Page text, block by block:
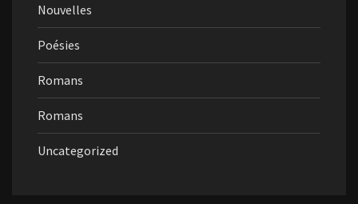
Nouvelles
Poésies
Romans
Romans
Uncategorized